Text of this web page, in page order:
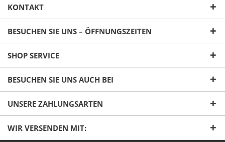
Ich habe dieDatenschutzerklärunggelesen,
verstanden und stimme zu. *
Senden
KONTAKT
BESUCHEN SIE UNS – ÖFFNUNGSZEITEN
SHOP SERVICE
BESUCHEN SIE UNS AUCH BEI
UNSERE ZAHLUNGSARTEN
WIR VERSENDEN MIT: